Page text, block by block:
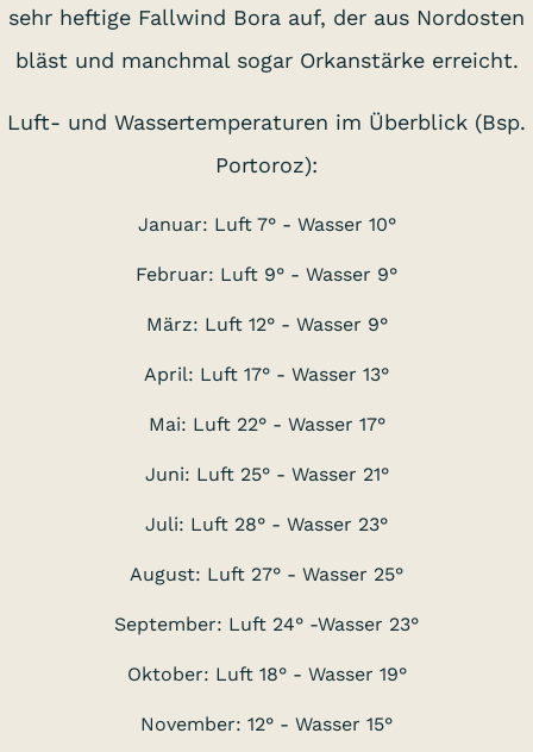
sehr heftige Fallwind Bora auf, der aus Nordosten
bläst und manchmal sogar Orkanstärke erreicht.
Luft- und Wassertemperaturen im Überblick (Bsp.
Portoroz):
Januar: Luft 7° - Wasser 10°
Februar: Luft 9° - Wasser 9°
März: Luft 12° - Wasser 9°
April: Luft 17° - Wasser 13°
Mai: Luft 22° - Wasser 17°
Juni: Luft 25° - Wasser 21°
Juli: Luft 28° - Wasser 23°
August: Luft 27° - Wasser 25°
September: Luft 24° -Wasser 23°
Oktober: Luft 18° - Wasser 19°
November: 12° - Wasser 15°